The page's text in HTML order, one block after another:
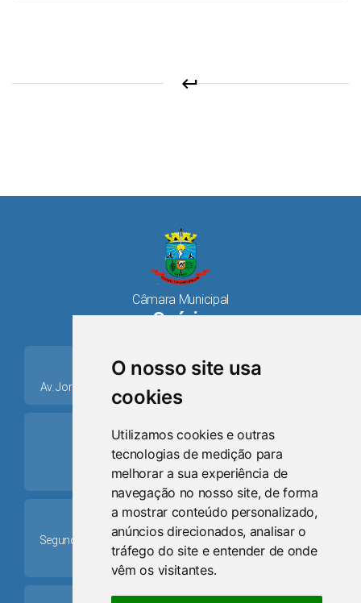
O nosso site usa
cookies
Utilizamos cookies e outras
tecnologias de medição para
melhorar a sua experiência de
navegação no nosso site, de forma
a mostrar conteúdo personalizado,
anúncios direcionados, analisar o
tráfego do site e entender de onde
vêm os visitantes.
keyboard_return
Câmara Municipal
Osório
place
Av. Jorge Dariva, 1211, Centro CEP: 95520.000 - Osório/RS
ring_volume
Telefone
(51) 9 8024-0884
Schedule
Segunda-feira a Sexta-feira: 08h às 12h e das 13h30min às
17h30min